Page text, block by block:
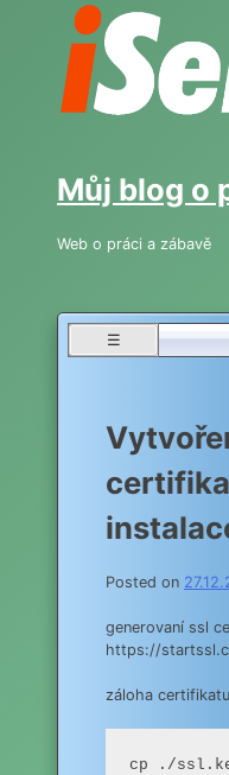
Můj blog o
Web o práci a zábavě
☰
Posted on
generovaní ssl
https://
záloha certifikatu
cp ./